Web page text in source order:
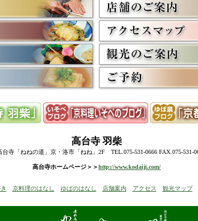
終了に伴い削除させていただきました。多
うございました。
高台寺・圓徳院・春の夜間ライトアップの
お越しの際のお食事に、ぜひ当店をご利用下
12/15
高台寺・秋の夜間特別拝観終了に伴い、表
たくさんのお客様にお越しいただき、ありが
来年1月からの催しを2件表示させていただき
ぜひご予約下さい。
12/13(土)は寺院行事の為、休業とさせてい
10/20
高台寺・圓徳院・秋の夜間特別拝観のお知ら
前日までにご予約ください。
当日はお並びいただいた順に席へご案内いた
8/18 高台寺・秋の夜の観月茶会と秋の夜間特別拝
らせを追加しました。
5/26 昨今の原材料費・燃料費・人件費等の高騰に
いただきます
高台寺 羽柴
寺「ねねの道」京・洛市「ねね」2F TEL.075-531-0666 FAX.075-531-
高台寺ホームページ＞＞http://www.kodaiji.com/
京料理のはなし ゆばのはなし 店舗案内 アクセス 観光マップ